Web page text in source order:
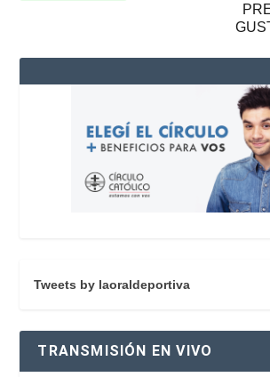
Tweets by laoraldeportiva
TRANSMISIÓN EN VIVO